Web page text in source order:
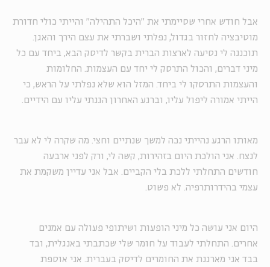
אבל חודש אחרי שסיימתי את "היכל התהילה" והייתי כולי חדורת
מוטיבציה לחזור בגדול, נפלתי ושברתי את עצם הירך והאגן.
תוכננה לי נסיעה לארצות הברית בקשר לדיסק הבא, ביחד עם כל
מיני דברים, והכול התרסק לי יחד עם העצמות. החלומות
והעצמות התרסקו לי ביחד. המזל הוא שלא נפלתי על הראש, כי
הייתי אמורה ליפול עליו, וברגע האחרון הגנתי עליו עם הידיים.
מאותו הרגע נהייתי נכה למשך שנתיים וחצי. מה שקרה לי לא עבר
לנצח. אני הולכת היום בזהירות, קשה לי, ורק לפני ארבעה
חודשים התחלתי ללכת בלי הקביים. אבל אני עדיין משקמת את
עצמי בהידרותרפיה. לא פשוט.
היום אני עושה כל מיני הופעות ושיתופי פעולה עם אמנים
אחרים. התחלתי לעבוד על חומר שלי שכתבתי באנגלית, ובד
בבד אני מארגנת את החומרים לדיסק בעברית. אני אוספת